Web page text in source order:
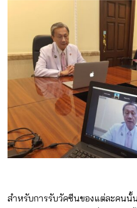
สำหรับการรับวัคซีนของแต่ละคนนั้